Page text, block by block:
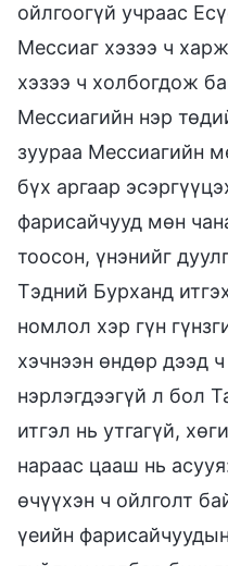
ойлгоогүй учраас
Мессиаг хэзээ ч
хэзээ ч холбогдож
Мессиагийн нэр
зуураа Мессиагийн
бүх аргаар
фарисайчууд мөн
тоосон, үнэнийг
Тэдний Бурханд
номлол хэр гүн
хэчнээн өндөр дээд
нэрлэгдээгүй л бол
итгэл нь утгагүй,
нараас цааш нь
өчүүхэн ч ойлголт
үеийн